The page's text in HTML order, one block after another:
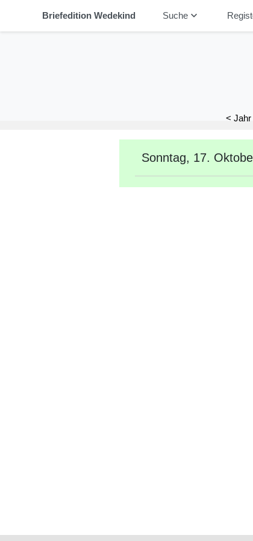
Briefedition Wedekind Suchekeyboard_arrow_down
< Jahr
Sonntag, 17.